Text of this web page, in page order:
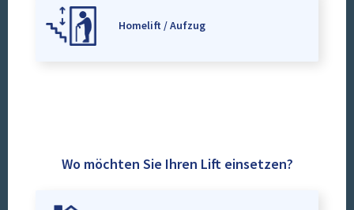
Homelift / Aufzug
Wo möchten Sie Ihren Lift einsetzen?